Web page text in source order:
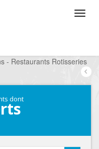
- Restaurants Rotisseries
dont